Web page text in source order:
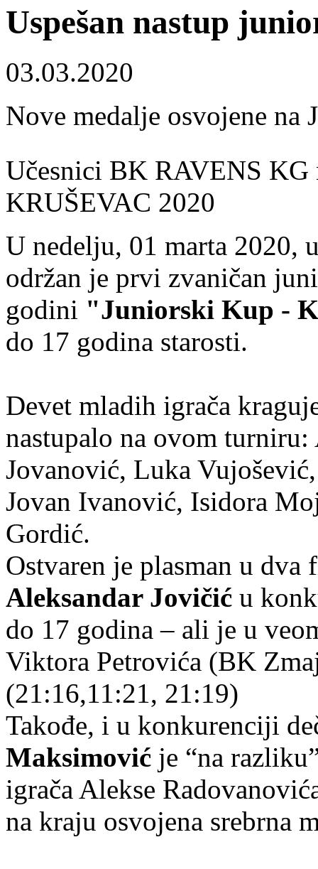
Uspešan nastup
03.03.2020
Nove medalje osvojene
Učesnici BK RAVENS KG
KRUŠEVAC 2020
U nedelju, 01 marta 2020,
održan je prvi zvaničan
godini "Juniorski Kup -
do 17 godina starosti.
Devet mladih igrača
nastupalo na ovom
Jovanović, Luka
Jovan Ivanović, Isidora
Gordić.
Ostvaren je plasman u
Aleksandar Jovičić u
do 17 godina – ali je u
Viktora Petrovića (BK
(21:16,11:21, 21:19)
Takođe, i u konkurenciji
Maksimović je “na
igrača Alekse
na kraju osvojena srebrna